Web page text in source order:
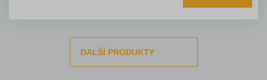
DALŠÍ PRODUKTY